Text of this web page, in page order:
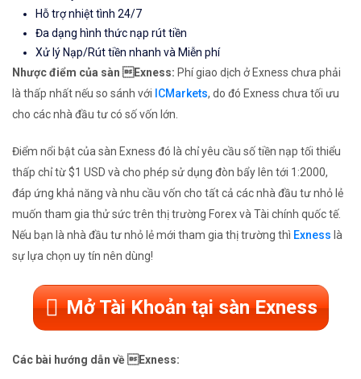
Hỗ trợ nhiệt tình 24/7
Đa dạng hình thức nạp rút tiền
Xử lý Nạp/Rút tiền nhanh và Miễn phí
Nhược điểm của sàn Exness: Phí giao dịch ở Exness chưa phải
là thấp nhất nếu so sánh với ICMarkets, do đó Exness chưa tối ưu
cho các nhà đầu tư có số vốn lớn.
Điểm nổi bật của sàn Exness đó là chỉ yêu cầu số tiền nạp tối thiểu
thấp chỉ từ $1 USD và cho phép sử dụng đòn bẩy lên tới 1:2000,
đáp ứng khả năng và nhu cầu vốn cho tất cả các nhà đầu tư nhỏ lẻ
muốn tham gia thử sức trên thị trường Forex và Tài chính quốc tế.
Nếu bạn là nhà đầu tư nhỏ lẻ mới tham gia thị trường thì Exness là
sự lựa chọn uy tín nên dùng!
Mở Tài Khoản tại sàn Exness
Các bài hướng dẫn về Exness: